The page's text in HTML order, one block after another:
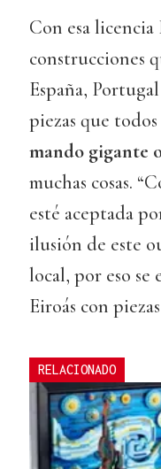
Con esa licencia
construcciones
España,
piezas que
mando gigante
muchas cosas.
esté aceptada
ilusión de este
local, por eso se
Eiroás con
RELACIONADO